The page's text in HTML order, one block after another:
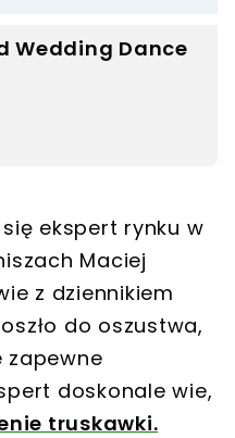
ekspert rynku w
Maciej
z dziennikiem
do oszustwa,
zapewne
doskonale wie,
truskawki.